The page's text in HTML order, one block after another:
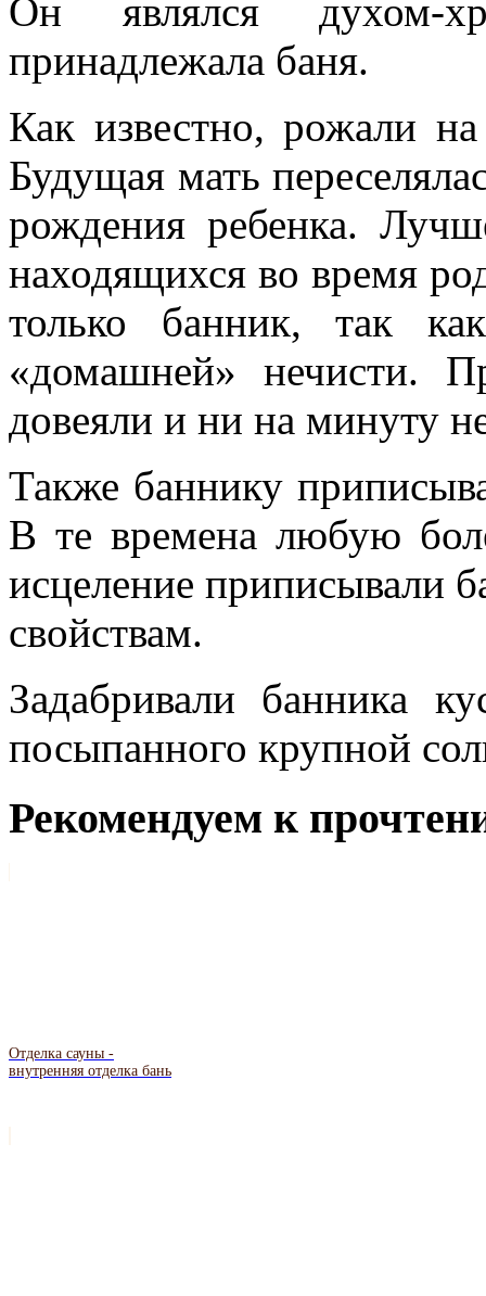
Он являлся духом-
принадлежала баня.
Как известно, рожали
Будущая мать
рождения ребенка.
находящихся во время
только банник, так
«домашней» нечисти.
довеяли и ни на минуту
Также баннику
В те времена любую
исцеление приписывали
свойствам.
Задабривали банника
посыпанного крупной
Рекомендуем к
Отделка сауны -
внутренняя отделка бань